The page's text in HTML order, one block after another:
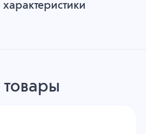
характеристики
товары